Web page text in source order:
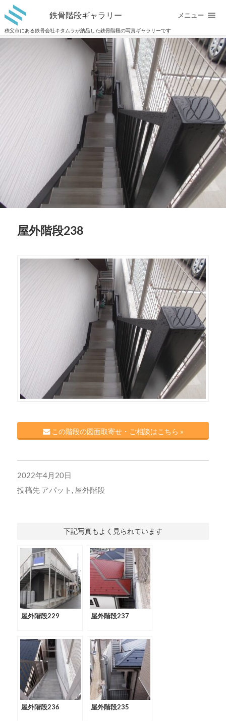
鉄骨階段ギャラリー
秩父市にある鉄骨会社キタムラが納品した鉄骨階段の写真ギャラリーです
メニュー
屋外階段238
この階段の図面取寄せ・ご相談はこちら »
2022年4月20日
投稿先 アパット 屋外階段
下記写真もよく見られています
屋外階段229 屋外階段237
屋外階段236 屋外階段235